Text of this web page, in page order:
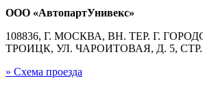
ООО «АвтопартУнивекс»
108836, Г. МОСКВА, ВН. ТЕР. Г.
ТРОИЦК, УЛ. ЧАРОИТОВАЯ, Д. 5, СТР.
» Схема проезда